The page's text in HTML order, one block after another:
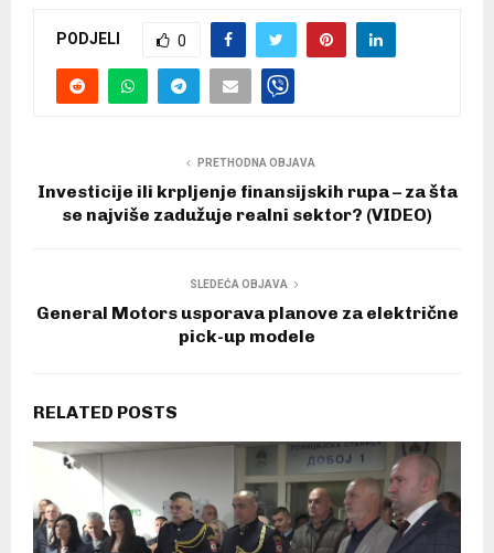
PODJELI 0
PRETHODNA OBJAVA
Investicije ili krpljenje finansijskih rupa – za šta
se najviše zadužuje realni sektor? (VIDEO)
SLEDEĆA OBJAVA
General Motors usporava planove za električne
pick-up modele
RELATED POSTS